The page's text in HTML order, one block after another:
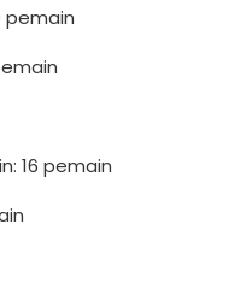
pemain
16 pemain